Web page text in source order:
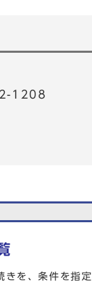
1208
きを、条件を指定